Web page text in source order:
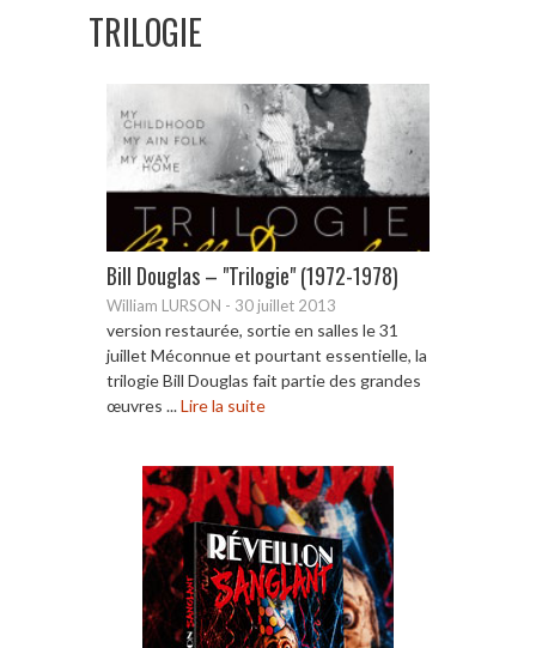
TRILOGIE
Bill Douglas – "Trilogie" (1972-1978)
William LURSON - 30 juillet 2013
version restaurée, sortie en salles le 31
juillet Méconnue et pourtant essentielle, la
trilogie Bill Douglas fait partie des grandes
œuvres ...Lire la suite